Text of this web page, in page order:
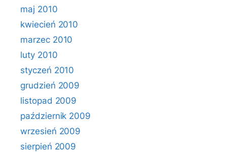
maj 2010
kwiecień 2010
marzec 2010
luty 2010
styczeń 2010
grudzień 2009
listopad 2009
październik 2009
wrzesień 2009
sierpień 2009